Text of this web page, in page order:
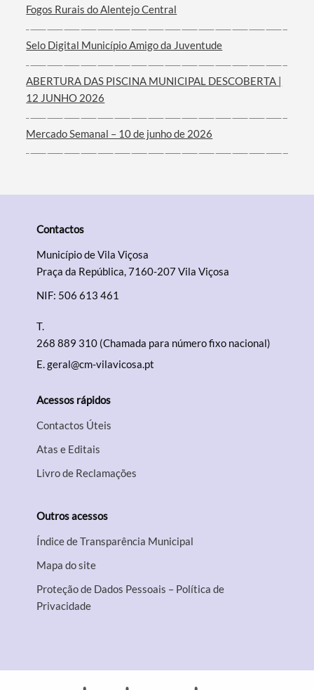
Fogos Rurais do Alentejo Central
Selo Digital Município Amigo da Juventude
ABERTURA DAS PISCINA MUNICIPAL DESCOBERTA |
12 JUNHO 2026
Mercado Semanal – 10 de junho de 2026
Contactos
Município de Vila Viçosa
Praça da República, 7160-207 Vila Viçosa
NIF: 506 613 461
T.
268 889 310 (Chamada para número fixo nacional)
E.geral@cm-vilavicosa.pt
Acessos rápidos
Contactos Úteis
Atas e Editais
Livro de Reclamações
Outros acessos
Índice de Transparência Municipal
Mapa do site
Proteção de Dados Pessoais – Política de
Privacidade